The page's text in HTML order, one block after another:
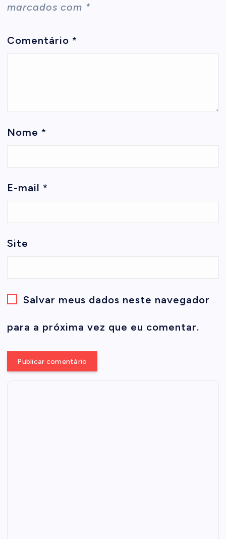
marcados com *
Comentário *
Nome *
E-mail *
Site
Salvar meus dados neste navegador
para a próxima vez que eu comentar.